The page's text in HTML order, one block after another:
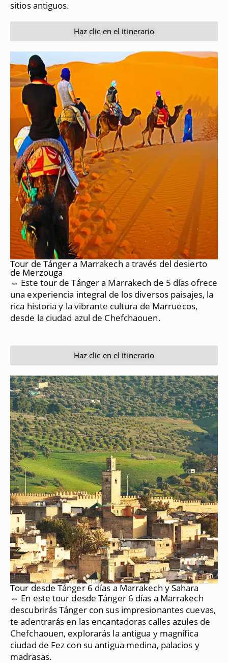
sitios antiguos.
Haz clic en el itinerario
Tour de Tánger a Marrakech a través del desierto
de Merzouga
⇔ Este tour de Tánger a Marrakech de 5 días ofrece
una experiencia integral de los diversos paisajes, la
rica historia y la vibrante cultura de Marruecos,
desde la ciudad azul de Chefchaouen.
Haz clic en el itinerario
Tour desde Tánger 6 días a Marrakech y Sahara
⇔ En este tour desde Tánger 6 días a Marrakech
descubrirás Tánger con sus impresionantes cuevas,
te adentrarás en las encantadoras calles azules de
Chefchaouen, explorarás la antigua y magnífica
ciudad de Fez con su antigua medina, palacios y
madrasas.